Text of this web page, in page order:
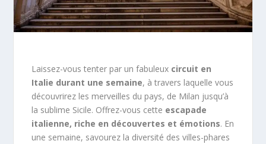
Laissez-vous tenter par un fabuleux circuit en
Italie durant une semaine, à travers laquelle vous
découvrirez les merveilles du pays, de Milan jusqu’à
la sublime Sicile. Offrez-vous cette escapade
italienne, riche en découvertes et émotions. En
une semaine, savourez la diversité des villes-phares